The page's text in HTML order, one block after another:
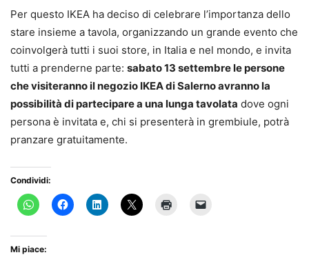
Per questo IKEA ha deciso di celebrare l’importanza dello
stare insieme a tavola, organizzando un grande evento che
coinvolgerà tutti i suoi store, in Italia e nel mondo, e invita
tutti a prenderne parte: sabato 13 settembre le persone
che visiteranno il negozio IKEA di Salerno avranno la
possibilità di partecipare a una lunga tavolata dove ogni
persona è invitata e, chi si presenterà in grembiule, potrà
pranzare gratuitamente.
Condividi:
Mi piace: